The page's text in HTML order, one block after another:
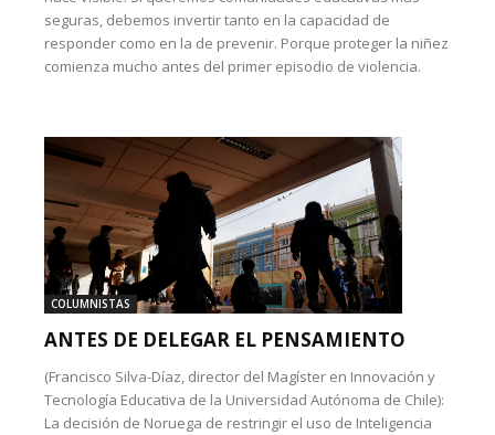
seguras, debemos invertir tanto en la capacidad de
responder como en la de prevenir. Porque proteger la niñez
comienza mucho antes del primer episodio de violencia.
COLUMNISTAS
ANTES DE DELEGAR EL PENSAMIENTO
(Francisco Silva-Díaz, director del Magíster en Innovación y
Tecnología Educativa de la Universidad Autónoma de Chile):
La decisión de Noruega de restringir el uso de Inteligencia